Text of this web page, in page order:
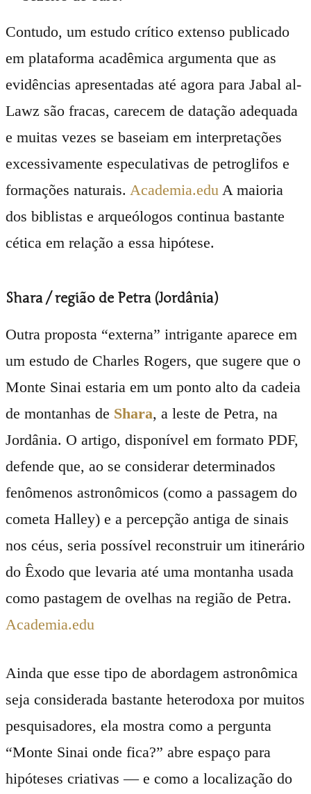
Contudo, um estudo crítico extenso publicado
em plataforma acadêmica argumenta que as
evidências apresentadas até agora para Jabal al-
Lawz são fracas, carecem de datação adequada
e muitas vezes se baseiam em interpretações
excessivamente especulativas de petroglifos e
formações naturais. Academia.edu A maioria
dos biblistas e arqueólogos continua bastante
cética em relação a essa hipótese.
Shara / região de Petra (Jordânia)
Outra proposta “externa” intrigante aparece em
um estudo de Charles Rogers, que sugere que o
Monte Sinai estaria em um ponto alto da cadeia
de montanhas de Shara, a leste de Petra, na
Jordânia. O artigo, disponível em formato PDF,
defende que, ao se considerar determinados
fenômenos astronômicos (como a passagem do
cometa Halley) e a percepção antiga de sinais
nos céus, seria possível reconstruir um itinerário
do Êxodo que levaria até uma montanha usada
como pastagem de ovelhas na região de Petra.
Academia.edu
Ainda que esse tipo de abordagem astronômica
seja considerada bastante heterodoxa por muitos
pesquisadores, ela mostra como a pergunta
“Monte Sinai onde fica?” abre espaço para
hipóteses criativas — e como a localização do